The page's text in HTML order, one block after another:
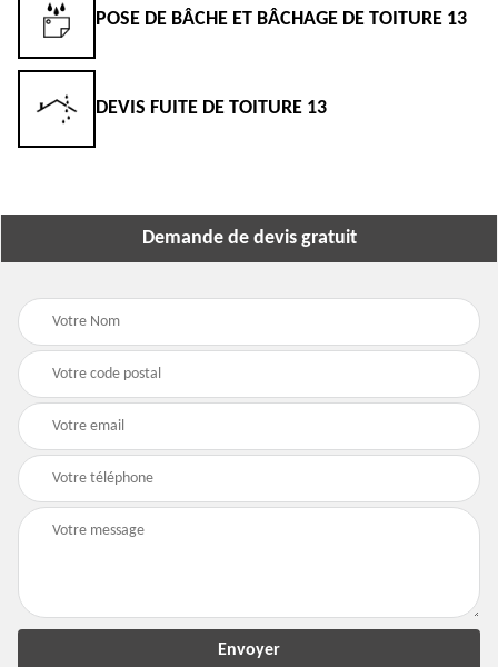
POSE DE BÂCHE ET BÂCHAGE DE TOITURE 13
DEVIS FUITE DE TOITURE 13
Demande de devis gratuit